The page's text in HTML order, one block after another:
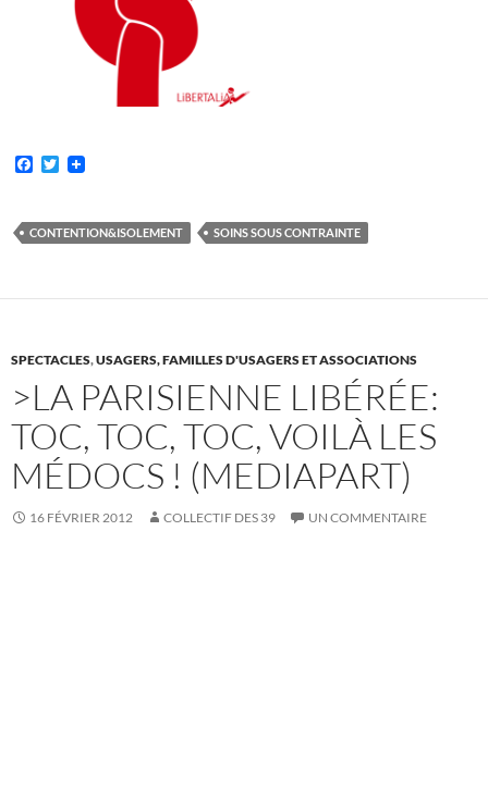
F
b
o
T
t
e
CONTENTION&ISOLEMENT SOINS SOUS CONTRAINTE
SPECTACLES,USAGERS, FAMILLES D'USAGERS ET ASSOCIATIONS
>LA PARISIENNE LIBÉRÉE:
TOC, TOC, TOC, VOILÀ LES
MÉDOCS ! (MEDIAPART)
16 FÉVRIER 2012 COLLECTIF DES 39 UN COMMENTAIRE